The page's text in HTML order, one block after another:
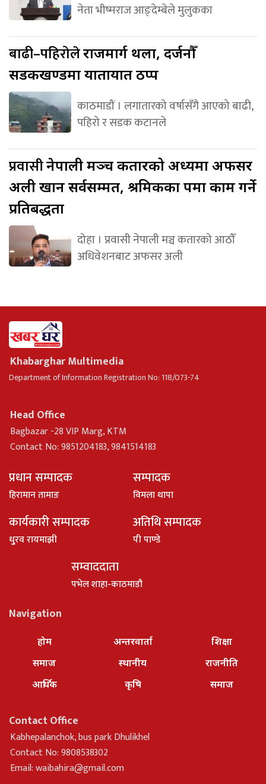
नेता भीष्मराज आङ्देम्बेले मुलुकका
बाढी–पहिरोलेराजमार्ग थला, दर्जनौँ
सडकखण्डमा यातायात ठप्प
काठमाडौं । लगातारको वर्षासँगै आएको बाढी,
पहिरो र सडक कटानले
प्रवासीनेपाली मञ्च कतारको अध्यक्षमा अफसर
अली खान सर्वसम्मत, श्रमिकका पक्षमा काम गर्ने
प्रतिबद्धता
दोहा । प्रवासी नेपाली मञ्च कतारको आठौँ
अधिवेशनबाट अफसर अली
Khabarghar Multimedia
Department of Information Registration No: 118/073-74
Head Office
Bagbazar -28 VIP Marg, KTM
Contact No: 9851204183, 9841514183
प्रधान सम्पादक
हिरामान तामाङ
सम्पादक
विमला थापा
कार्यकारी सम्पादक
धु्रव रायमाझी
अतिथि सम्पादक
पी पाण्डे
सम्वाददाता
पभेल शाहा-काठमाडौ
Navigation
होम
समाज
आर्थिक
अन्तरवार्ता
स्थानीय
कृषि
शिक्षा
राजनीति
समाज
Contact Office
Kabhepalanchok, bus park Dhulikhel
Contact No: 9808538302
Email:waibahira@gmail.com